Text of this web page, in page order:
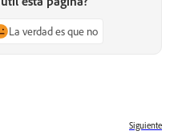
La verdad es que no
Siguiente